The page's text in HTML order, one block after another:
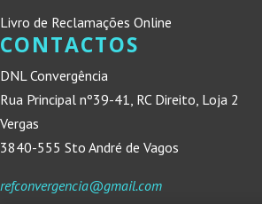
Livro de Reclamações Online
CONTACTOS
DNL Convergência
Rua Principal nº39-41, RC Direito, Loja 2
Vergas
3840-555 Sto André de Vagos
refconvergencia@gmail.com